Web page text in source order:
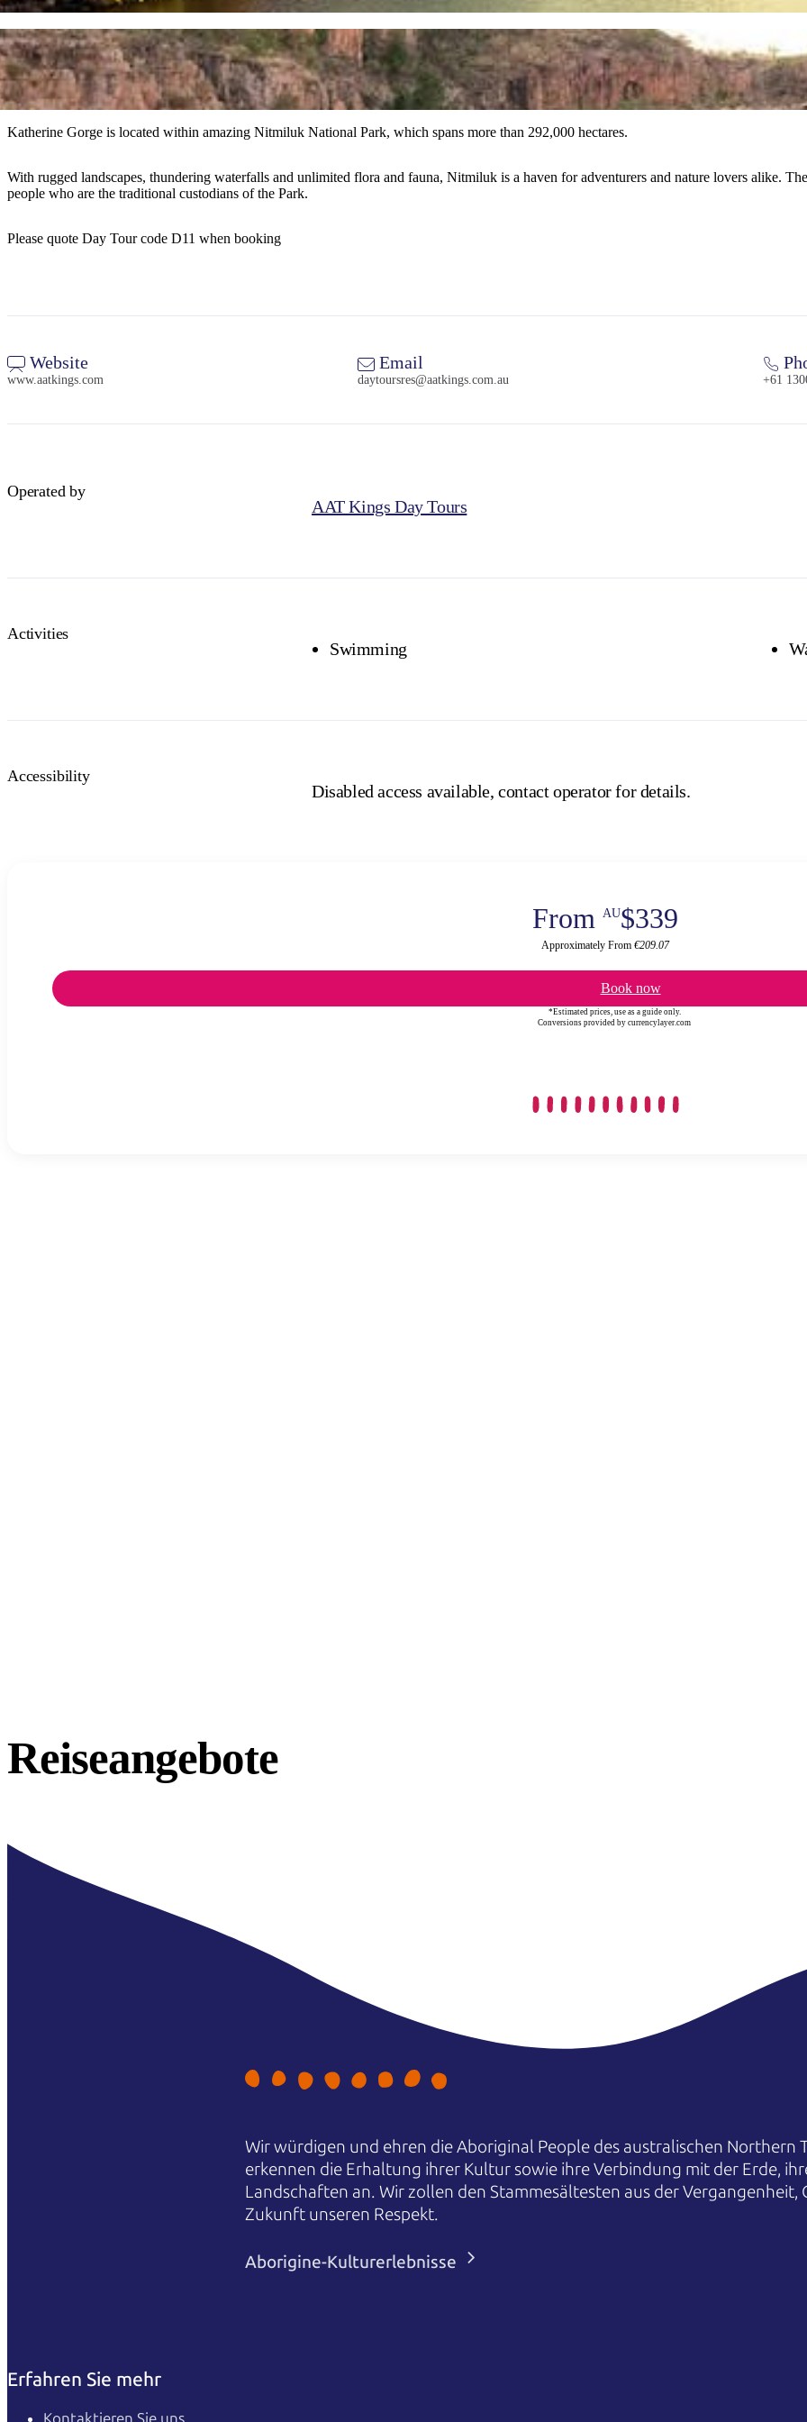
Katherine Gorge is located within amazing Nitmiluk National Park, which spans more than 292,000 hectares.
With rugged landscapes, thundering waterfalls and unlimited flora and fauna, Nitmiluk is a haven for adventurers and nature lovers alike.
people who are the traditional custodians of the Park.
Please quote Day Tour code D11 when booking
Website
www.aatkings.com
Email
daytoursres@aatkings.com.au +61
Operated by
AAT Kings Day Tours
Activities
Swimming
Accessibility
Disabled access available, contact operator for details.
From AU$339
Approximately From €209.07
Book now
*Estimated prices, use as a guide only.
Conversions provided by currencylayer.com
Reiseangebote
Wir würdigen und ehren die Aboriginal People des australischen Northern
erkennen die Erhaltung ihrer Kultur sowie ihre Verbindung mit der Erde,
Landschaften an. Wir zollen den Stammesältesten aus der Vergangenheit,
Zukunft unseren Respekt.
Aborigine-Kulturerlebnisse
Erfahren Sie mehr